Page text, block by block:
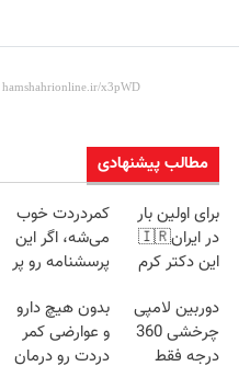
مطالب پیشنهادی
برای اولین بار
در ایران🇮🇷
این دکتر کرم
روزه ساخت!
کمردردت خوب
می‌شه، اگر این
پرسشنامه رو پر
دوربین لامپی
چرخشی 360
درجه فقط
بدون هیچ دارو
و عوارضی کمر
دردت رو درمان